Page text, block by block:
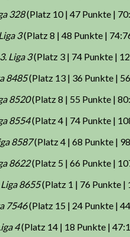
328(Platz 10 | 47 Punkte |
3(Platz 8 | 48 Punkte |
3. Liga 3(Platz 3 | 74 Punkte |
8485(Platz 13 | 36 Punkte |
8520(Platz 8 | 55 Punkte |
8554(Platz 4 | 74 Punkte |
8587(Platz 4 | 68 Punkte |
8622(Platz 5 | 66 Punkte |
Liga 8655(Platz 1 | 76 Punkte |
7546(Platz 15 | 24 Punkte |
4(Platz 14 | 18 Punkte |